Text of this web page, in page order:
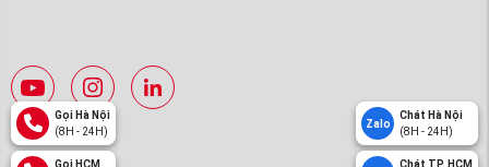
Gọi Hà Nội
(8H - 24H)
Gọi HCM
Zalo
Chát Hà Nội
(8H - 24H)
Chát TP. HCM